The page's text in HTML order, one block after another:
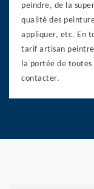
peindre, de la
qualité des
appliquer, etc. En
tarif artisan
la portée de toutes
contacter.